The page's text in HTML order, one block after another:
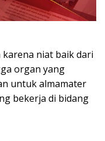
karena niat baik dari
organ yang
untuk almamater
bekerja di bidang